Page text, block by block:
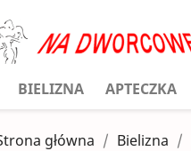
BIELIZNA APTECZKA
główna Bielizna